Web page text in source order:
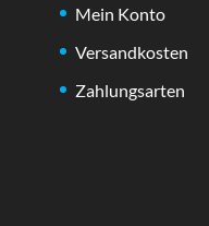
Mein Konto
Versandkosten
Zahlungsarten